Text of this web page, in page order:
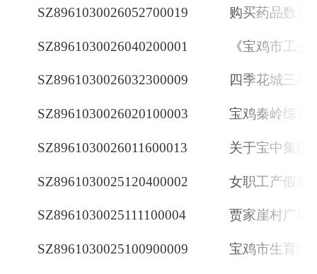
SZ8961030026052700019 购买药品数量
SZ8961030026040200001 《宝鸡市工
SZ8961030026032300009 四季花城三期
SZ8961030026020100003 宝鸡秦岭综合
SZ8961030026011600013
SZ8961030025120400002 女职工产假相
SZ8961030025111100004
SZ8961030025100900009 宝鸡市生育津